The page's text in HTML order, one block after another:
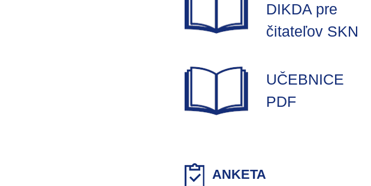
DIKDA pre
čitateľov SKN
UČEBNICE
PDF
ANKETA